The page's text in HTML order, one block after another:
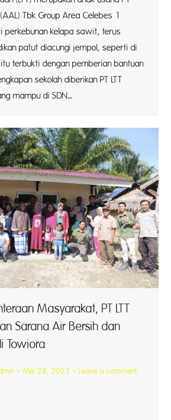
Tbk Group Area Celebes 1
perkebunan kelapa sawit, terus
patut diacungi jempol, seperti di
terbukti dengan pemberian bantuan
sekolah diberikan PT LTT
mampu di SDN…
Masyarakat, PT LTT
Sarana Air Bersih dan
Towiora
Mei 28, 2023 Leave a comment